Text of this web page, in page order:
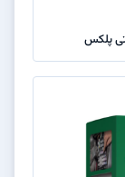
پلکس